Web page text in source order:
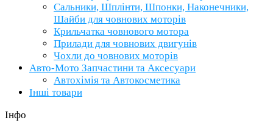
Сальники, Шплінти, Шпонки, Наконечники,
Шайби для човнових моторів
Крильчатка човнового мотора
Прилади для човнових двигунів
Чохли до човнових моторів
Авто-Мото Запчастини та Аксесуари
Автохімія та Автокосметика
Інші товари
Інфо